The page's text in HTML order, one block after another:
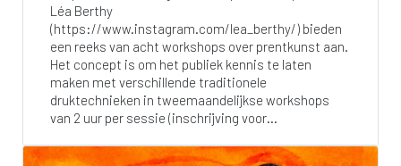
Léa Berthy
(https://www.instagram.com/lea_berthy/) bieden
een reeks van acht workshops over prentkunst aan.
Het concept is om het publiek kennis te laten
maken met verschillende traditionele
druktechnieken in tweemaandelijkse workshops
van 2 uur per sessie (inschrijving voor...